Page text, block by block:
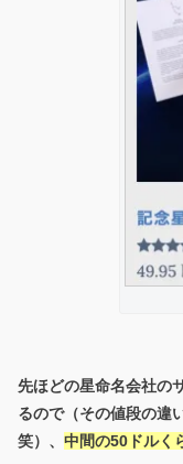
先ほどの星命名会社の
るので（その値段の違
笑）、 中間の50ドルく